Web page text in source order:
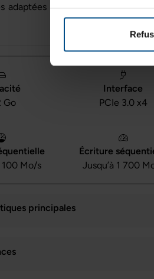
adaptées aux usages
Go
Interface
PCIe 3.0 x4
100 Mo/s
Écriture
Jusqu’à 1 700
principales